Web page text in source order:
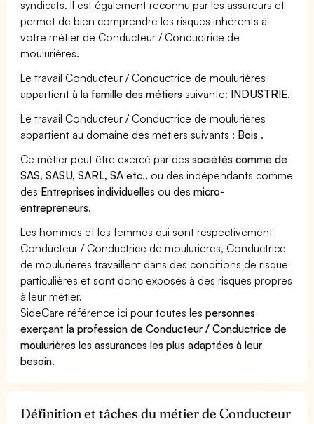
syndicats. Il est également reconnu par les assureurs et
permet de bien comprendre les risques inhérents à
votre métier de Conducteur / Conductrice de
moulurières.
Le travail Conducteur / Conductrice de moulurières
appartient à la famille des métiers suivante: INDUSTRIE.
Le travail Conducteur / Conductrice de moulurières
appartient au domaine des métiers suivants : Bois .
Ce métier peut être exercé par dessociétés comme de
SAS, SASU, SARL, SA etc.. ou des indépendants comme
des Entreprises individuelles ou desmicro-
entrepreneurs.
Les hommes et les femmes qui sont respectivement
Conducteur / Conductrice de moulurières, Conductrice
de moulurières travaillent dans des conditions de risque
particulières et sont donc exposés à des risques propres
à leur métier.
SideCare référence ici pour toutes lespersonnes
exerçant la profession de Conducteur / Conductrice de
moulurières les assurances les plus adaptées à leur
besoin.
Définition et tâches du métier de Conducteur